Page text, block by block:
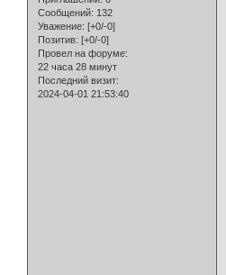
Сообщений: 132
Уважение: [+0/-0]
Позитив: [+0/-0]
Провел на форуме:
22 часа 28 минут
Последний визит:
2024-04-01 21:53:40